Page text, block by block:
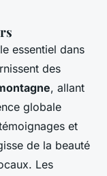
essentiel dans
des
, allant
globale
et
de la beauté
Les